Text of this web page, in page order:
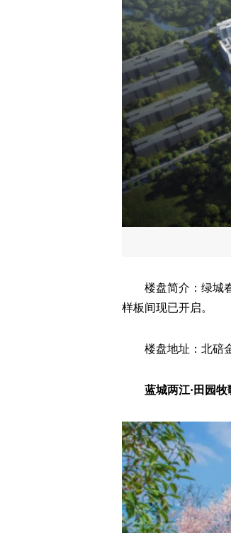
楼盘简介：绿城
样板间现已开启。
楼盘地址：北碚
蓝城两江·田园牧